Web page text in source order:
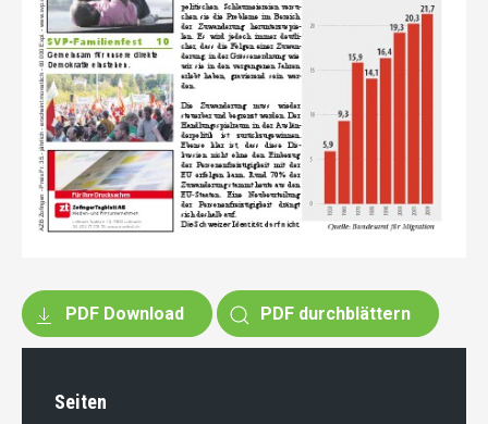
PDF Download PDF durchblättern
Seiten